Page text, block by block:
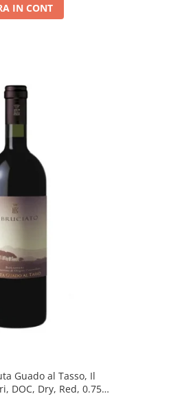
IN CONT
Guado al Tasso, Il
DOC, Dry, Red, 0.75L,